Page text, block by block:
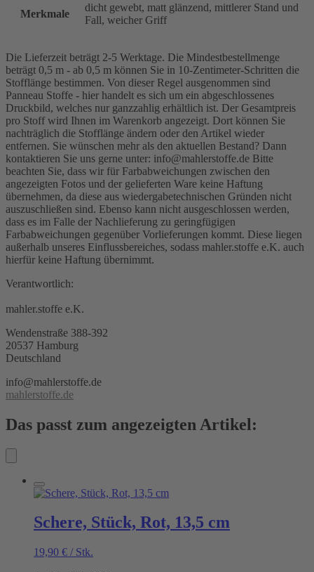
Merkmale
dicht gewebt, matt glänzend, mittlerer Stand und
Fall, weicher Griff
Die Lieferzeit beträgt 2-5 Werktage. Die Mindestbestellmenge
beträgt 0,5 m - ab 0,5 m können Sie in 10-Zentimeter-Schritten die
Stofflänge bestimmen. Von dieser Regel ausgenommen sind
Panneau Stoffe - hier handelt es sich um ein abgeschlossenes
Druckbild, welches nur ganzzahlig erhältlich ist. Der Gesamtpreis
pro Stoff wird Ihnen im Warenkorb angezeigt. Dort können Sie
nachträglich die Stofflänge ändern oder den Artikel wieder
entfernen. Sie wünschen mehr als den aktuellen Bestand? Dann
kontaktieren Sie uns gerne unter: info@mahlerstoffe.de Bitte
beachten Sie, dass wir für Farbabweichungen zwischen den
angezeigten Fotos und der gelieferten Ware keine Haftung
übernehmen, da diese aus wiedergabetechnischen Gründen nicht
auszuschließen sind. Ebenso kann nicht ausgeschlossen werden,
dass es im Falle der Nachlieferung zu geringfügigen
Farbabweichungen gegenüber Vorlieferungen kommt. Diese liegen
außerhalb unseres Einflussbereiches, sodass mahler.stoffe e.K. auch
hierfür keine Haftung übernimmt.
Verantwortlich:
mahler.stoffe e.K.
Wendenstraße 388-392
20537 Hamburg
Deutschland
info@mahlerstoffe.de
mahlerstoffe.de
Das passt zum angezeigten Artikel:
Schere, Stück, Rot, 13,5 cm
19,90 € / Stk.